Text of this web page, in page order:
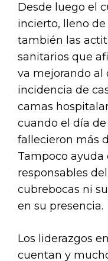
Desde luego el
incierto, lleno
también las
sanitarios que
va mejorando al
incidencia de
camas
cuando el día
fallecieron más
Tampoco
responsables
cubrebocas ni
en su presencia.
Los liderazgos
cuentan y